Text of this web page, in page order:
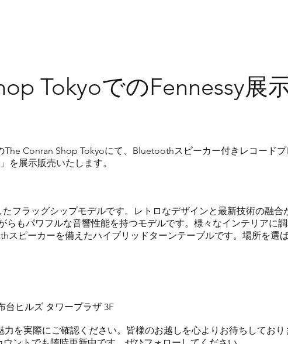
TokyoでのFennessy展
The Conran Shop Tokyoにて、Bluetoothスピーカー付きレコード
を展示販売いたします。
フラッグシップモデルです。レトロなデザインと最新技術の融合
らもパワフルな音響性能を持つモデルです。様々なインテリアに調
スピーカーを備えたハイブリッドターンテーブルです。場所を選
台ヒルズ タワープラザ 3F
を実際にご確認ください。皆様のお越しを心よりお待ちしており